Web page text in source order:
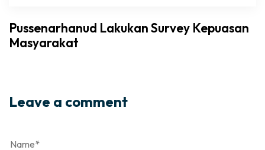
Pussenarhanud Lakukan Survey Kepuasan
Masyarakat
Leave a comment